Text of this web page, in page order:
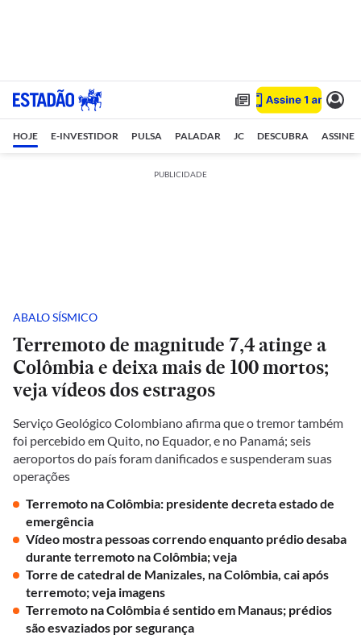
HOJE E-INVESTIDOR PULSA PALADAR JC DESCUBRA ASSINE
PUBLICIDADE
ABALO SÍSMICO
Terremoto de magnitude 7,4 atinge a
Colômbia e deixa mais de 100 mortos;
veja vídeos dos estragos
Serviço Geológico Colombiano afirma que o tremor também
foi percebido em Quito, no Equador, e no Panamá; seis
aeroportos do país foram danificados e suspenderam suas
operações
Terremoto na Colômbia: presidente decreta estado de
emergência
Vídeo mostra pessoas correndo enquanto prédio desaba
durante terremoto na Colômbia; veja
Torre de catedral de Manizales, na Colômbia, cai após
terremoto; veja imagens
Terremoto na Colômbia é sentido em Manaus; prédios
são esvaziados por segurança